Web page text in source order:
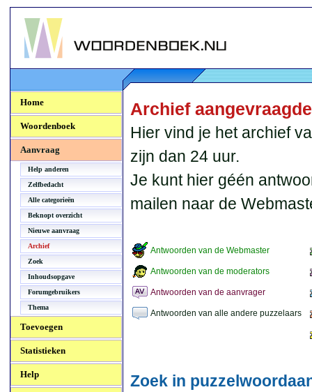
Woordenboek.NU
Home
Woordenboek
Aanvraag
Help anderen
Zelfbedacht
Alle categorieën
Beknopt overzicht
Nieuwe aanvraag
Archief
Zoek
Inhoudsopgave
Forumgebruikers
Thema
Toevoegen
Statistieken
Help
Archief
Hier vind je het archief
zijn dan 24 uur.
Je kunt hier géén
mailen naar de
Antwoorden van de Webmaster
Antwoorden van de moderators
Antwoorden van de aanvrager
Antwoorden van alle andere puzzelaars
Zoek in